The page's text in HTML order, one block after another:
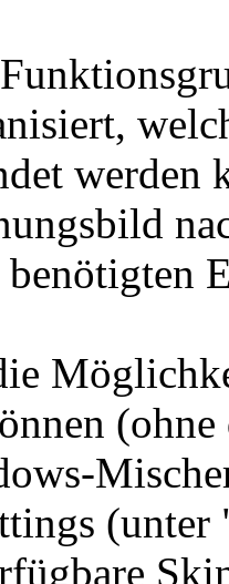
werden
benötigten
(unter